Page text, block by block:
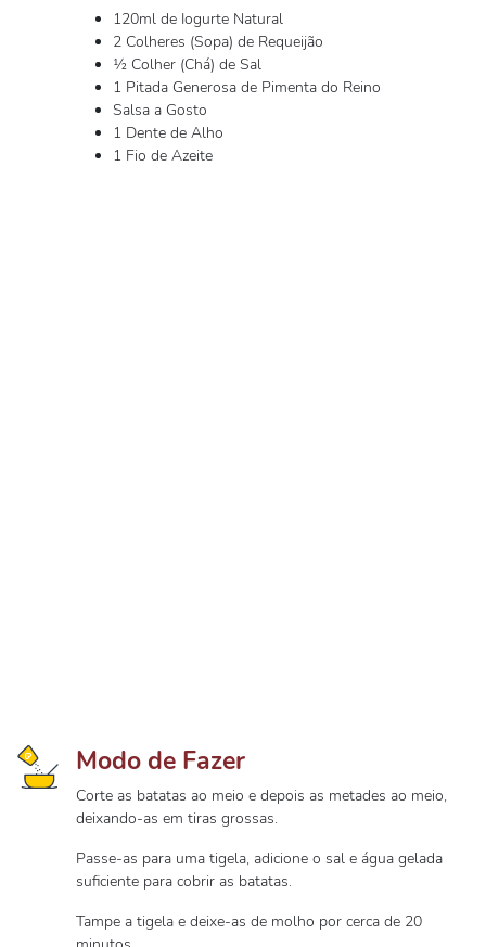
120ml de Iogurte Natural
2 Colheres (Sopa) de Requeijão
½ Colher (Chá) de Sal
1 Pitada Generosa de Pimenta do Reino
Salsa a Gosto
1 Dente de Alho
1 Fio de Azeite
Modo de Fazer
Corte as batatas ao meio e depois as metades ao meio,
deixando-as em tiras grossas.
Passe-as para uma tigela, adicione o sal e água gelada
suficiente para cobrir as batatas.
Tampe a tigela e deixe-as de molho por cerca de 20